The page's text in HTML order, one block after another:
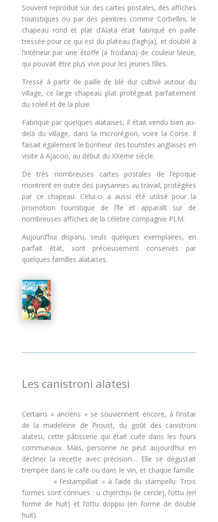
Souvent reproduit sur des cartes postales, des affiches
touristiques ou par des peintres comme Corbellini, le
chapeau rond et plat d’Alata était fabriqué en paille
tressée pour ce qui est du plateau (l’aghja), et doublé à
l’intérieur par une étoffe (a frodana) de couleur bleue,
qui pouvait être plus vive pour les jeunes filles.
Tressé à partir de paille de blé dur cultivé autour du
village, ce large chapeau plat protégeait parfaitement
du soleil et de la pluie.
Fabriqué par quelques alataises, il était vendu bien au-
delà du village, dans la microrégion, voire la Corse. Il
faisait également le bonheur des touristes anglaises en
visite à Ajaccio, au début du XXème siècle.
De très nombreuses cartes postales de l’époque
montrent en outre des paysannes au travail, protégées
par ce chapeau. Celui-ci a aussi été utilisé pour la
promotion touristique de l’île et apparaît sur de
nombreuses affiches de la célèbre compagnie PLM.
Aujourd’hui disparu, seuls quelques exemplaires, en
parfait état, sont précieusement conservés par
quelques familles alataises.
Les canistroni alatesi
Certains « anciens » se souviennent encore, à l’instar
de la madeleine de Proust, du goût des canistroni
alatesi, cette pâtisserie qui était cuite dans les fours
communaux. Mais, personne ne peut aujourd’hui en
décliner la recette avec précision… Elle se dégustait
trempée dans le café ou dans le vin, et chaque famille
« l’estampillait » à l’aide du stampellu. Trois
formes sont connues : u chjerchju (le cercle), l’ottu (en
forme de huit) et l’ottu doppiu (en forme de double
huit).